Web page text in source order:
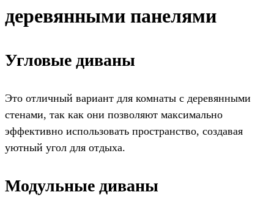
деревянными панелями
Угловые диваны
Это отличный вариант для комнаты с деревянными
стенами, так как они позволяют максимально
эффективно использовать пространство, создавая
уютный угол для отдыха.
Модульные диваны